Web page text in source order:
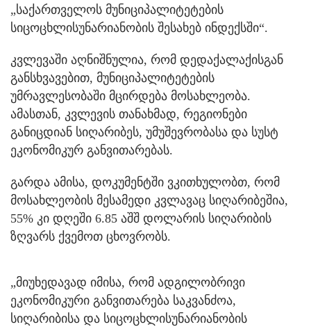
„საქართველოს მუნიციპალიტეტების
სიცოცხლისუნარიანობის შესახებ ინდექსში“.
კვლევაში აღნიშნულია, რომ დედაქალაქისგან
განსხვავებით, მუნიციპალიტეტების
უმრავლესობაში მცირდება მოსახლეობა.
ამასთან, კვლევის თანახმად, რეგიონები
განიცდიან სიღარიბეს, უმუშევრობასა და სუსტ
ეკონომიკურ განვითარებას.
გარდა ამისა, დოკუმენტში ვკითხულობთ, რომ
მოსახლეობის მესამედი კვლავაც სიღარიბეშია,
55% კი დღეში 6.85 აშშ დოლარის სიღარიბის
ზღვარს ქვემოთ ცხოვრობს.
„მიუხედავად იმისა, რომ ადგილობრივი
ეკონომიკური განვითარება საკვანძოა,
სიღარიბისა და სიცოცხლისუნარიანობის